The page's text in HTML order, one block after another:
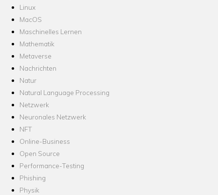
Linux
MacOS
Maschinelles Lernen
Mathematik
Metaverse
Nachrichten
Natur
Natural Language Processing
Netzwerk
Neuronales Netzwerk
NFT
Online-Business
Open Source
Performance-Testing
Phishing
Physik